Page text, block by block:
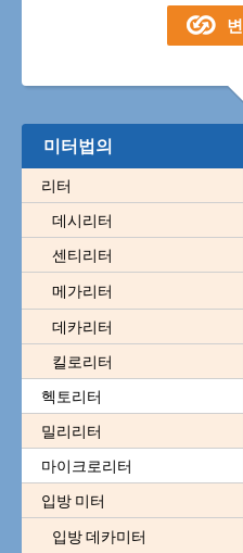
미터법의
리터
데시리터
센티리터
메가리터
데카리터
킬로리터
헥토리터
밀리리터
마이크로리터
입방 미터
입방 데카미터